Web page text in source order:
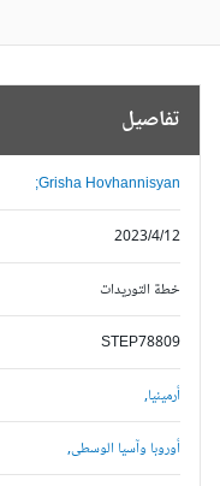
تفاصيل
Grisha Hovhannisyan;
2023/4/12
خطة التوريدات
STEP78809
أرمينيا,
أوروبا وآسيا الوسطى,